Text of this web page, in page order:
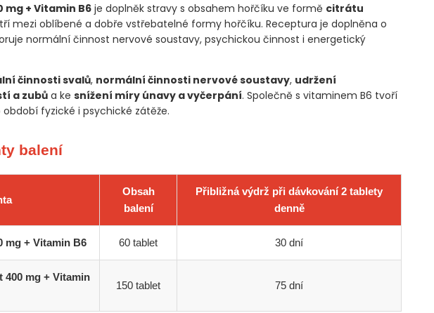
+ Vitamin B6 je doplněk stravy s obsahem hořčíku ve formě citrátu
mezi oblíbené a dobře vstřebatelné formy hořčíku. Receptura je doplněna o
normální činnost nervové soustavy, psychickou činnost i energetický
činnosti svalů, normální činnosti nervové soustavy, udržení
a zubůa ke snížení míry únavy a vyčerpání. Společně s vitaminem B6 tvoří
fyzické i psychické zátěže.
balení
Obsah
balení
Přibližná výdrž při dávkování 2 tablety
denně
mg + Vitamin B6 60 tablet 30 dní
400 mg + Vitamin
150 tablet 75 dní